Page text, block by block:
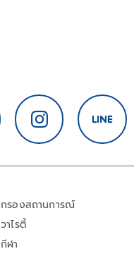
กรองสถานการณ์
วาไรตี้
กีฬา